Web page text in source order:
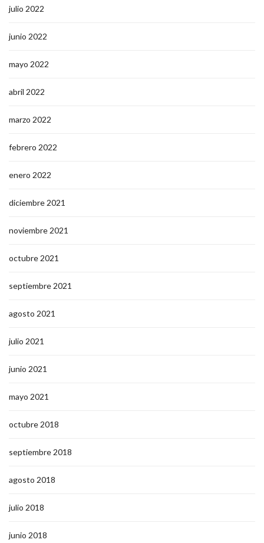
julio 2022
junio 2022
mayo 2022
abril 2022
marzo 2022
febrero 2022
enero 2022
diciembre 2021
noviembre 2021
octubre 2021
septiembre 2021
agosto 2021
julio 2021
junio 2021
mayo 2021
octubre 2018
septiembre 2018
agosto 2018
julio 2018
junio 2018